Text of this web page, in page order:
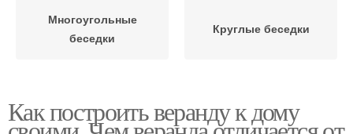
Многоугольные
беседки
Круглые беседки
Как построить веранду к дому